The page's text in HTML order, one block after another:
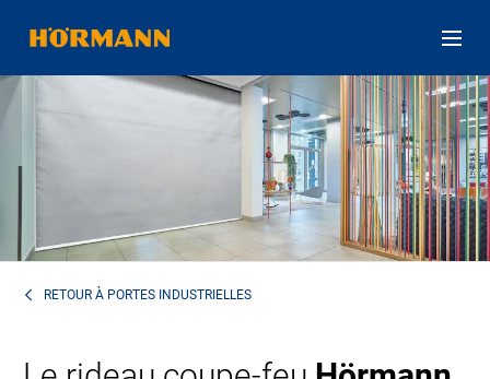
RETOUR À PORTES INDUSTRIELLES